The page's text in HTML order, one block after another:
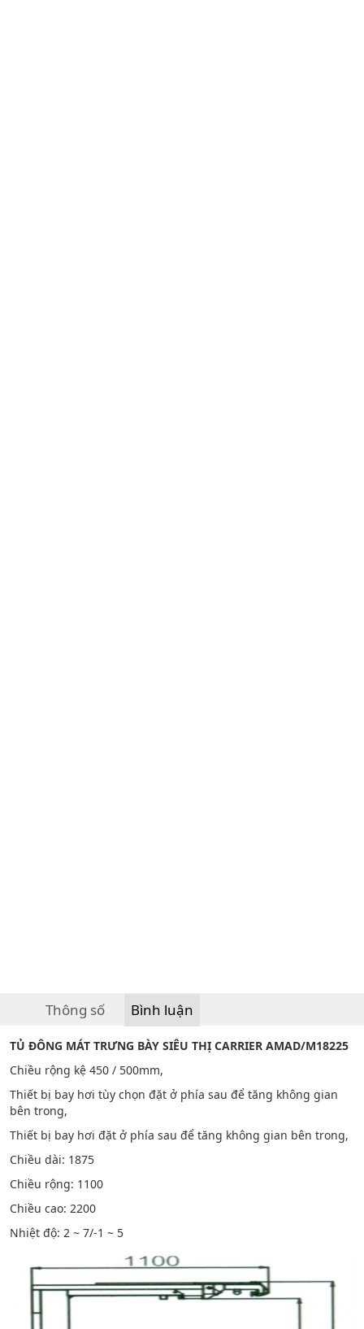
Thông số Bình luận
TỦ ĐÔNG MÁT TRƯNG BÀY SIÊU THỊ CARRIER AMAD/M18225
Chiều rộng kệ 450 / 500mm,
Thiết bị bay hơi tùy chọn đặt ở phía sau để tăng không gian
bên trong,
Thiết bị bay hơi đặt ở phía sau để tăng không gian bên trong,
Chiều dài: 1875
Chiều rộng: 1100
Chiều cao: 2200
Nhiệt độ: 2 ~ 7/-1 ~ 5